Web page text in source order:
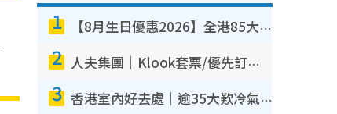
1 【8月生日優惠2026】全港85大食買玩著數攻略 自助餐/火鍋放題同行免費＋誠品/DONKI送現金券
2 人夫集團｜Klook套票/優先訂票/公開發售搶飛攻略！附票價.購票連結.場地座位表
3 香港室內好去處｜逾35大歎冷氣室內好去處推介 室內活動免費避雨無懼落雨